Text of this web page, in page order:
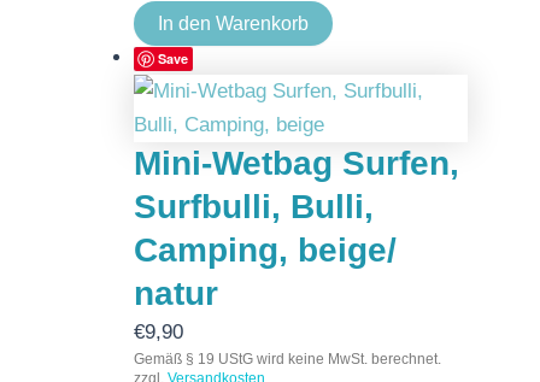
In den Warenkorb
Save
Mini-Wetbag Surfen,
Surfbulli, Bulli,
Camping, beige/
natur
€9,90
Gemäß § 19 UStG wird keine MwSt. berechnet.
zzgl. Versandkosten